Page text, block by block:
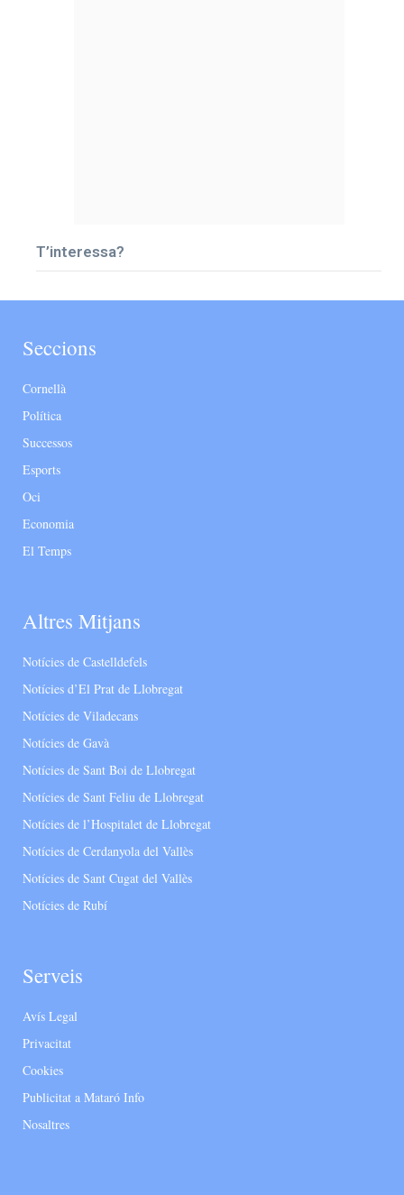
T’interessa?
Seccions
Cornellà
Política
Successos
Esports
Oci
Economia
El Temps
Altres Mitjans
Notícies de Castelldefels
Notícies d’El Prat de Llobregat
Notícies de Viladecans
Notícies de Gavà
Notícies de Sant Boi de Llobregat
Notícies de Sant Feliu de Llobregat
Notícies de l’Hospitalet de Llobregat
Notícies de Cerdanyola del Vallès
Notícies de Sant Cugat del Vallès
Notícies de Rubí
Serveis
Avís Legal
Privacitat
Cookies
Publicitat a Mataró Info
Nosaltres